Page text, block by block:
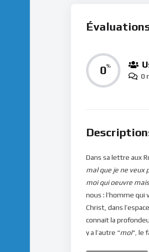
0%
0
Dans sa lettre aux
mal que je ne veux
moi qui oeuvre
nous : l’homme qui
Christ, dans
connait la
y a l’autre “moi“, le